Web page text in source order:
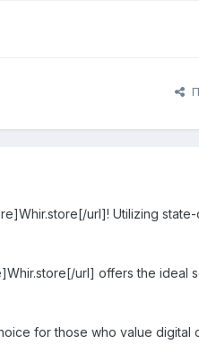
url]! Utilizing
url] offers the ideal
for those who value digital